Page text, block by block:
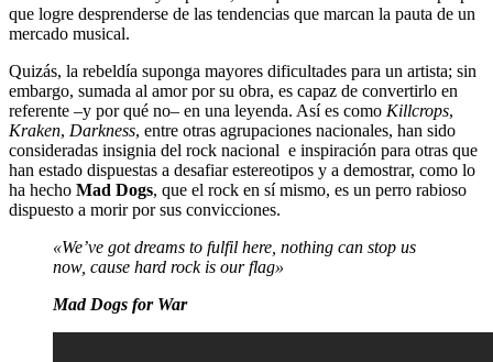
que logre desprenderse de las tendencias que marcan la pauta de un
mercado musical.
Quizás, la rebeldía suponga mayores dificultades para un artista; sin
embargo, sumada al amor por su obra, es capaz de convertirlo en
referente –y por qué no– en una leyenda. Así es como Killcrops,
Kraken, Darkness, entre otras agrupaciones nacionales, han sido
consideradas insignia del rock nacional e inspiración para otras que
han estado dispuestas a desafiar estereotipos y a demostrar, como lo
ha hecho Mad Dogs, que el rock en sí mismo, es un perro rabioso
dispuesto a morir por sus convicciones.
«We’ve got dreams to fulfil here, nothing can stop us
now, cause hard rock is our flag»
Mad Dogs for War